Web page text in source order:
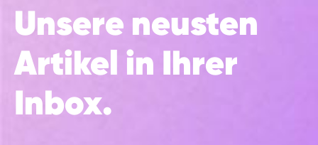
Unsere neusten
Artikel in Ihrer
Inbox.